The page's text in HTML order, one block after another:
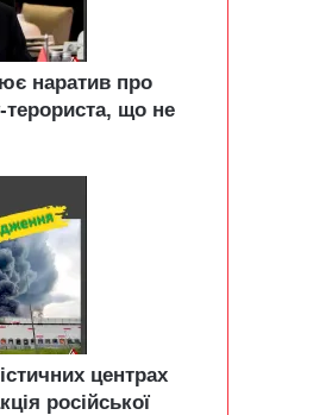
наратив про
терориста, що не
центрах
російської